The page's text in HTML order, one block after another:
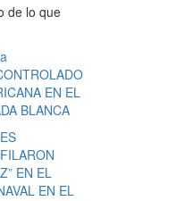
de lo que
EN EL
BLANCA
EN EL
EN EL